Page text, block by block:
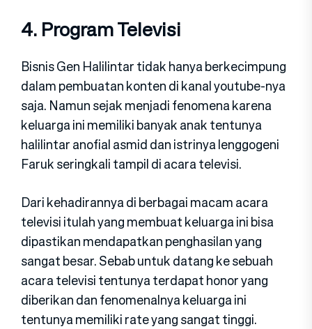
4. Program Televisi
Bisnis Gen Halilintar tidak hanya berkecimpung
dalam pembuatan konten di kanal youtube-nya
saja. Namun sejak menjadi fenomena karena
keluarga ini memiliki banyak anak tentunya
halilintar anofial asmid dan istrinya lenggogeni
Faruk seringkali tampil di acara televisi.
Dari kehadirannya di berbagai macam acara
televisi itulah yang membuat keluarga ini bisa
dipastikan mendapatkan penghasilan yang
sangat besar. Sebab untuk datang ke sebuah
acara televisi tentunya terdapat honor yang
diberikan dan fenomenalnya keluarga ini
tentunya memiliki rate yang sangat tinggi.